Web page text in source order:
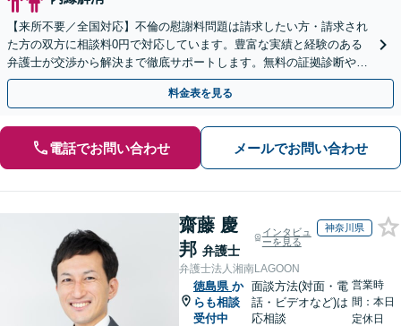
【来所不要／全国対応】不倫の慰謝料問題は請求したい方・請求され
た方の双方に相談料0円で対応しています。豊富な実績と経験のある
弁護士が交渉から解決まで徹底サポートします。無料の証拠診断や着
手金の返還保証もありますので安心してご相談ください。
料金表を見る
電話でお問い合わせ メールでお問い合わせ
齋藤 慶
邦 弁護士
インタビュ
ーを見る
神奈川県
弁護士法人湘南LAGOON
徳島県 か
らも相談
受付中
面談方法(対面・電
話・ビデオなど)は
応相談
営業時
間：本日
定休日